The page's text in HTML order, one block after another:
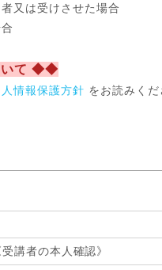
又は受けさせた場合
いて ◆◆
情報保護方針 をお読みくだ
講者の本人確認》